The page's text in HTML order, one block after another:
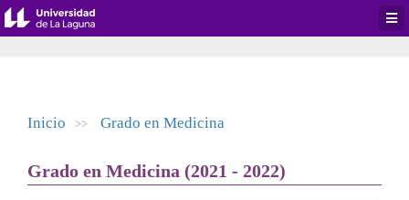
Inicio >> Grado en Medicina
Grado en Medicina (2021 - 2022)